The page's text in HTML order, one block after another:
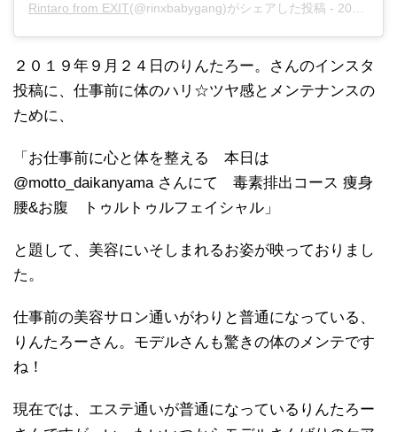
Rintaro from EXIT(@rinxbabygang)がシェアした投稿 - 2019年 9月月23日午後8時07分PDT
２０１９年９月２４日のりんたろー。さんのインスタ
投稿に、仕事前に体のハリ☆ツヤ感とメンテナンスの
ために、
「お仕事前に心と体を整える 本日は
@motto_daikanyama さんにて 毒素排出コース 痩身
腰&お腹 トゥルトゥルフェイシャル」
と題して、美容にいそしまれるお姿が映っておりまし
た。
仕事前の美容サロン通いがわりと普通になっている、
りんたろーさん。モデルさんも驚きの体のメンテです
ね！
現在では、エステ通いが普通になっているりんたろー